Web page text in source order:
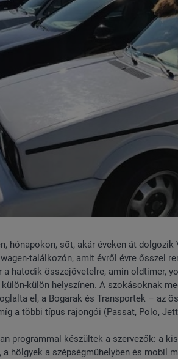
hónapokon, sőt, akár éveken át
találkozón, amit évről évre ősszel
a hatodik összejövetelre, amin oldtimer,
külön helyszínen. A szokásoknak
el, a Bogarak és Transportek – az
a többi típus rajongói (Passat, Polo,
programmal készültek a szervezők: a
a hölgyek a szépségműhelyben és mobil